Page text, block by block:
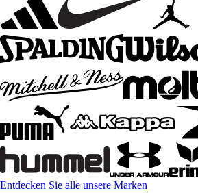
Entdecken Sie alle unsere Marken